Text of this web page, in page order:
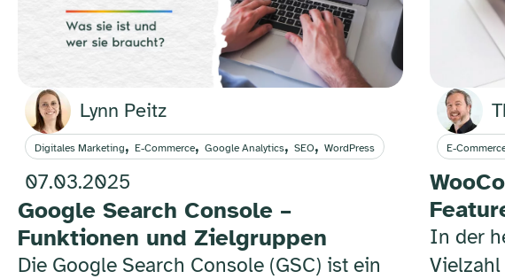
Lynn Peitz
Digitales Marketing, E-Commerce, Google Analytics, SEO, WordPress
07.03.2025
Google Search Console –
Funktionen und Zielgruppen
Die Google Search Console (GSC) ist ein
E-
In der